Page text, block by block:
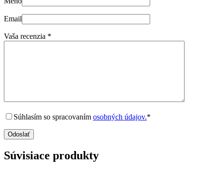
Email
Vaša recenzia *
Súhlasím so spracovaním osobných údajov.*
Odoslať
Súvisiace produkty